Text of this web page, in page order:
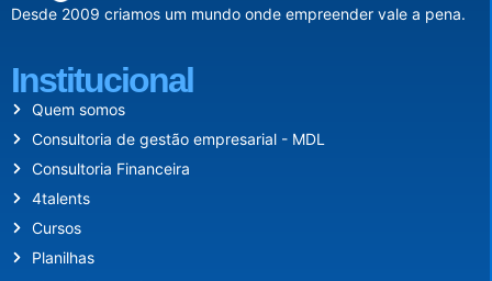
Desde 2009 criamos um mundo onde empreender vale a pena.
Institucional
Quem somos
Consultoria de gestão empresarial - MDL
Consultoria Financeira
4talents
Cursos
Planilhas